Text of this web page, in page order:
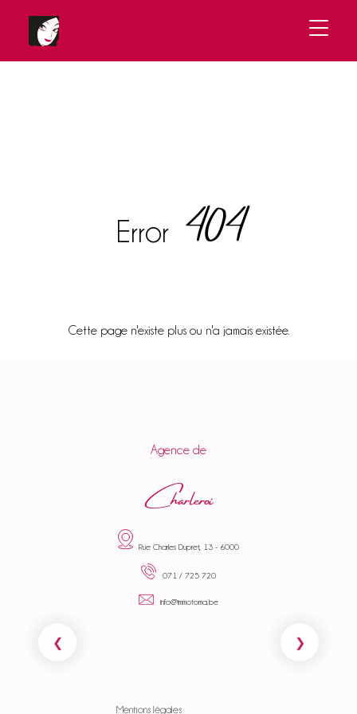
Error404
Cette page n'existe plus ou n'a jamais existée.
Agence de
Charleroi
Rue Charles Dupret, 13 - 6000
071 / 725 720
info@immotoma.be
Mentions légales